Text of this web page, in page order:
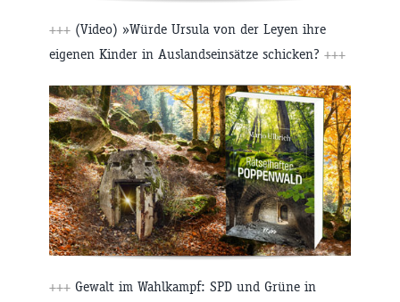
+++ (Video) »Würde Ursula von der Leyen ihre
eigenen Kinder in Auslandseinsätze schicken? +++
+++ Gewalt im Wahlkampf: SPD und Grüne in